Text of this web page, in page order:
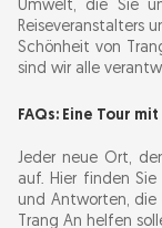
Umwelt, die Sie
Reiseveranstalters
Schönheit von
sind wir alle
FAQs: Eine Tour
Jeder neue Ort,
auf. Hier finden
und Antworten, die
Trang An helfen